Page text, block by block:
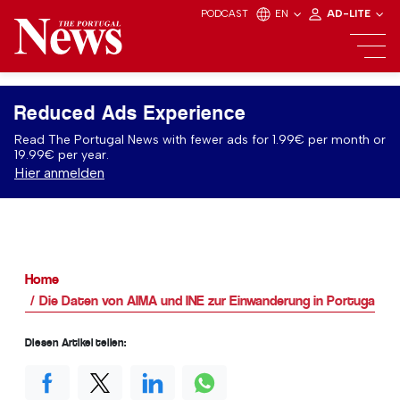
PODCAST EN AD-LITE
Reduced Ads Experience
Read The Portugal News with fewer ads for 1.99€ per month or
19.99€ per year.
Hier anmelden
Home
Die Daten von AIMA und INE zur Einwanderung in Portugal
Diesen Artikel teilen: